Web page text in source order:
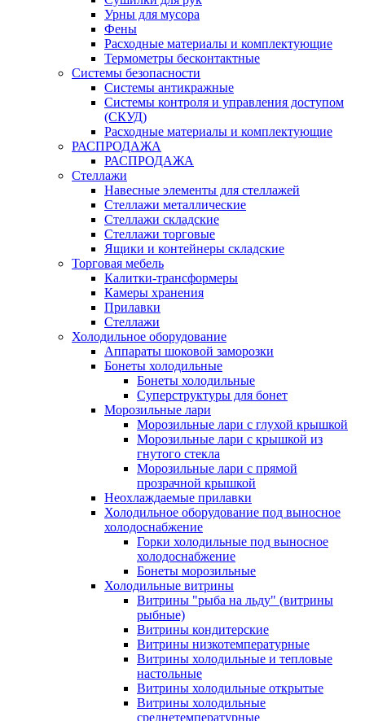
Урны для мусора
Фены
Расходные материалы и комплектующие
Термометры бесконтактные
Системы безопасности
Системы антикражные
Системы контроля и управления доступом
(СКУД)
Расходные материалы и комплектующие
РАСПРОДАЖА
РАСПРОДАЖА
Стеллажи
Навесные элементы для стеллажей
Стеллажи металлические
Стеллажи складские
Стеллажи торговые
Ящики и контейнеры складские
Торговая мебель
Калитки-трансформеры
Камеры хранения
Прилавки
Стеллажи
Холодильное оборудование
Аппараты шоковой заморозки
Бонеты холодильные
Бонеты холодильные
Суперструктуры для бонет
Морозильные лари
Морозильные лари с глухой крышкой
Морозильные лари с крышкой из
гнутого стекла
Морозильные лари с прямой
прозрачной крышкой
Неохлаждаемые прилавки
Холодильное оборудование под выносное
холодоснабжение
Горки холодильные под выносное
холодоснабжение
Бонеты морозильные
Холодильные витрины
Витрины "рыба на льду" (витрины
рыбные)
Витрины кондитерские
Витрины низкотемпературные
Витрины холодильные и тепловые
настольные
Витрины холодильные открытые
Витрины холодильные
среднетемпературные